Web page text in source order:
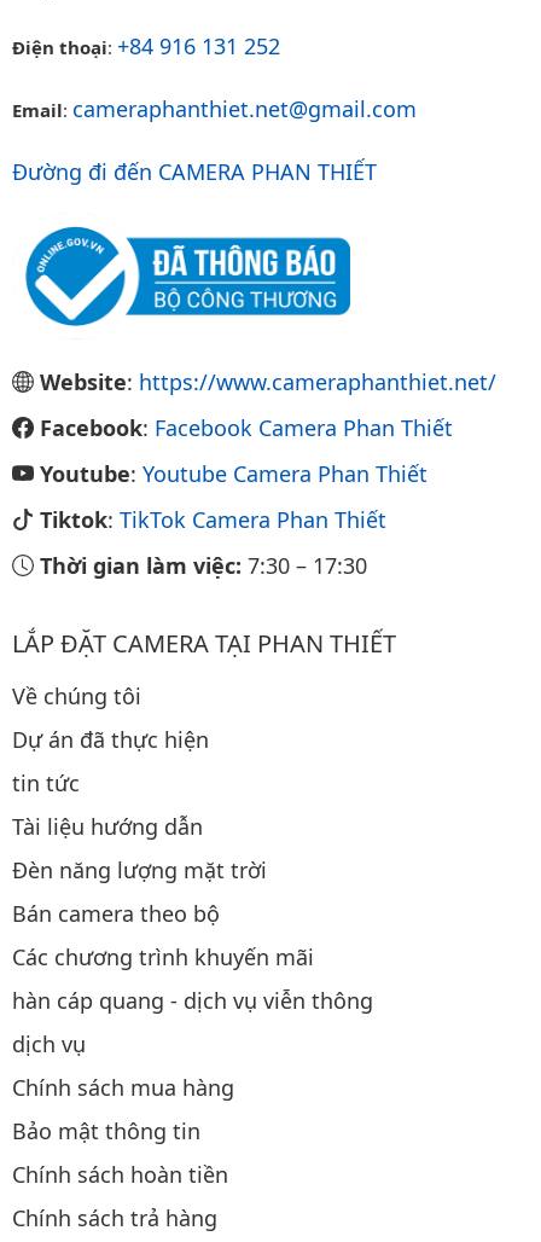
Điện thoại: +84 916 131 252
Email: cameraphanthiet.net@gmail.com
Đường đi đến CAMERA PHAN THIẾT
Website: https://www.cameraphanthiet.net/
Facebook: Facebook Camera Phan Thiết
Youtube: Youtube Camera Phan Thiết
Tiktok: TikTok Camera Phan Thiết
Thời gian làm việc: 7:30 – 17:30
LẮP ĐẶT CAMERA TẠI PHAN THIẾT
Về chúng tôi
Dự án đã thực hiện
tin tức
Tài liệu hướng dẫn
Đèn năng lượng mặt trời
Bán camera theo bộ
Các chương trình khuyến mãi
hàn cáp quang - dịch vụ viễn thông
dịch vụ
Chính sách mua hàng
Bảo mật thông tin
Chính sách hoàn tiền
Chính sách trả hàng